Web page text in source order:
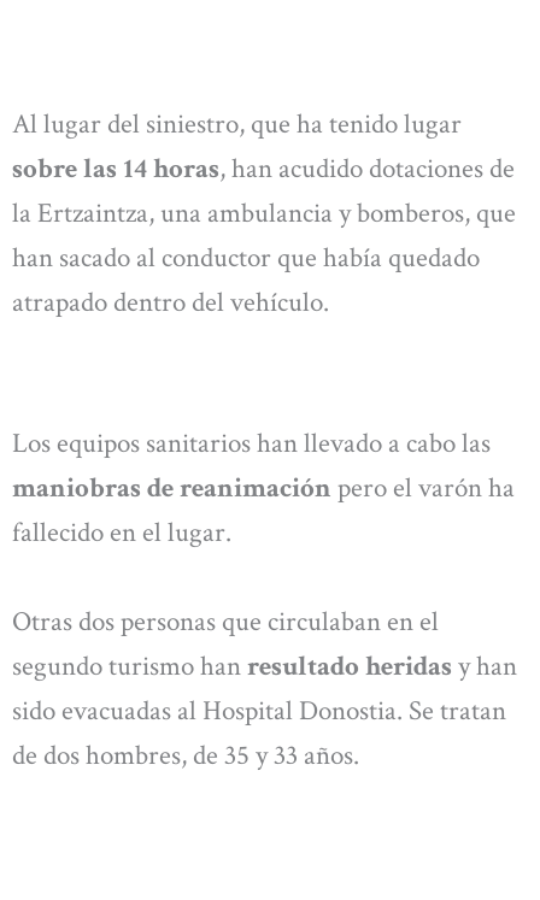
Al lugar del siniestro, que ha tenido lugar
sobre las 14 horas, han acudido dotaciones de
la Ertzaintza, una ambulancia y bomberos, que
han sacado al conductor que había quedado
atrapado dentro del vehículo.
Los equipos sanitarios han llevado a cabo las
maniobras de reanimación pero el varón ha
fallecido en el lugar.
Otras dos personas que circulaban en el
segundo turismo hanresultado heridas y han
sido evacuadas al Hospital Donostia. Se tratan
de dos hombres, de 35 y 33 años.